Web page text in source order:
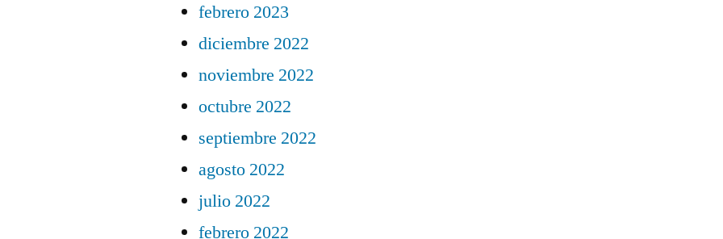
febrero 2023
diciembre 2022
noviembre 2022
octubre 2022
septiembre 2022
agosto 2022
julio 2022
febrero 2022